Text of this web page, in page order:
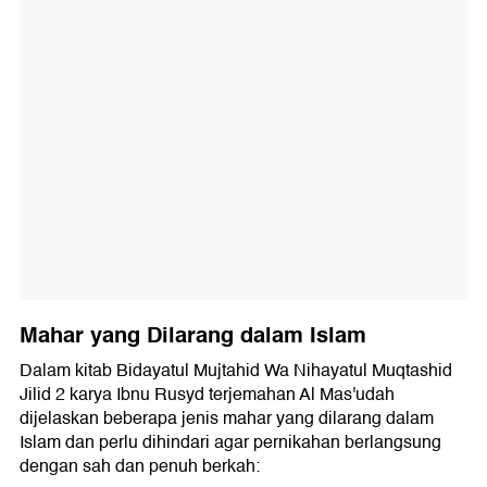
Mahar yang Dilarang dalam Islam
Dalam kitab Bidayatul Mujtahid Wa Nihayatul Muqtashid
Jilid 2 karya Ibnu Rusyd terjemahan Al Mas'udah
dijelaskan beberapa jenis mahar yang dilarang dalam
Islam dan perlu dihindari agar pernikahan berlangsung
dengan sah dan penuh berkah: